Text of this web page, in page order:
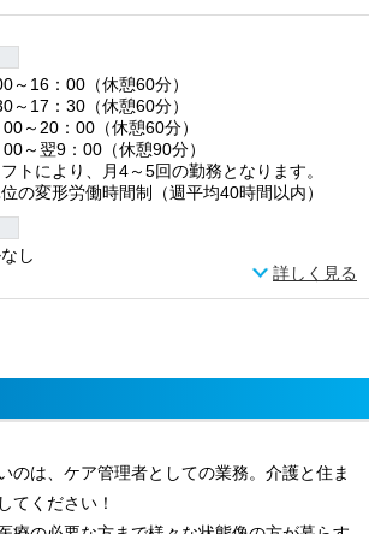
16：00（休憩60分）
17：30（休憩60分）
～20：00（休憩60分）
～翌9：00（休憩90分）
トにより、月4～5回の勤務となります。
の変形労働時間制（週平均40時間以内）
し
詳しく見る
のは、ケア管理者としての業務。介護と住ま
てください！